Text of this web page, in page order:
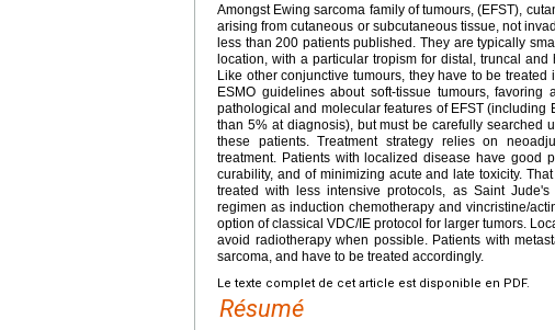
Amongst Ewing sarcoma family of tumours, (EFST),
arising from cutaneous or subcutaneous tissue, not
less than 200 patients published. They are typically
location, with a particular tropism for distal, truncal
Like other conjunctive tumours, they have to be
ESMO guidelines about soft-tissue tumours,
pathological and molecular features of EFST (including
than 5% at diagnosis), but must be carefully searched
these patients. Treatment strategy relies on
treatment. Patients with localized disease have
curability, and of minimizing acute and late toxicity.
treated with less intensive protocols, as Saint Jude's
regimen as induction chemotherapy and vincristine/
option of classical VDC/IE protocol for larger tumors.
avoid radiotherapy when possible. Patients with
sarcoma, and have to be treated accordingly.
Le texte complet de cet article est disponible en PDF.
Résumé